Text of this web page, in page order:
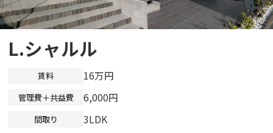
L.シャルル
賃料 16万円
管理費＋共益費 6,000円
間取り 3LDK